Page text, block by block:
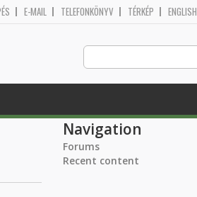
E-MAIL TELEFONKÖNYV TÉRKÉP ENGLISH
Navigation
Forums
Recent content